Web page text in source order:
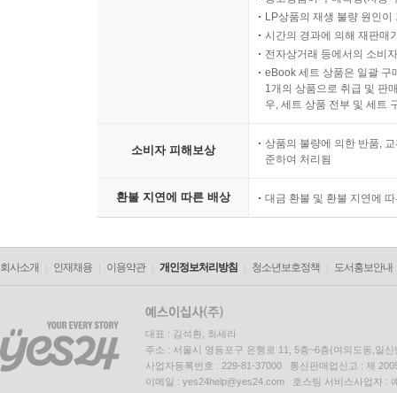
LP상품의 재생 불량 원인
시간의 경과에 의해 재판매
전자상거래 등에서의 소비
eBook 세트 상품은 일괄 구
1개의 상품으로 취급 및 판
우, 세트 상품 전부 및 세트
소비자 피해보상
상품의 불량에 의한 반품,
준하여 처리됨
환불 지연에 따른 배상 대금 환불 및 환불 지연에
회사소개 인재채용 이용약관 개인정보처리방침 청소년보호정책 도서홍보안내
대표 : 김석환, 최세라
주소 : 서울시 영등포구 은행로 11, 5층~6층(여의도동,일신
사업자등록번호 : 229-81-37000 통신판매업신고 : 제
이메일 : yes24help@yes24.com 호스팅 서비스사업자 :